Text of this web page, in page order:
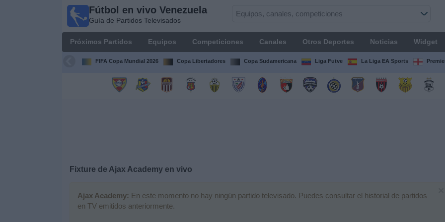
Fútbol en vivo Venezuela
Guía de Partidos Televisados
Próximos Partidos Equipos Competiciones Canales Otros Deportes Noticias Widget
FIFA Copa Mundial 2026 Copa Libertadores Copa Sudamericana Liga Futve La Liga EA Sports
Fixture de Ajax Academyen vivo
Ajax Academy: En este momento no hay ningún partido televisado. Puedes consultar el historial de partidos
en TV emitidos anteriormente.
Fútbol en
Venezuela